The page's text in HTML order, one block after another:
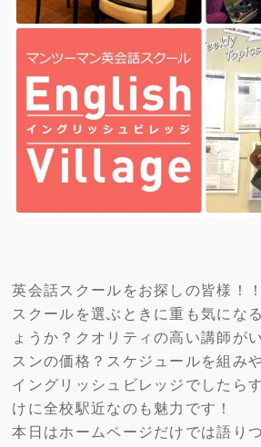
英会話スクールをお探しの皆様！！
スクールを選ぶときに重も気にな
ょうか？クオリティの高い講師が
スンの価格？スケジュールを組み
イングリッシュビレッジでしたら
けに全校駅近なのも魅力です！
本日はホームページだけでは語り